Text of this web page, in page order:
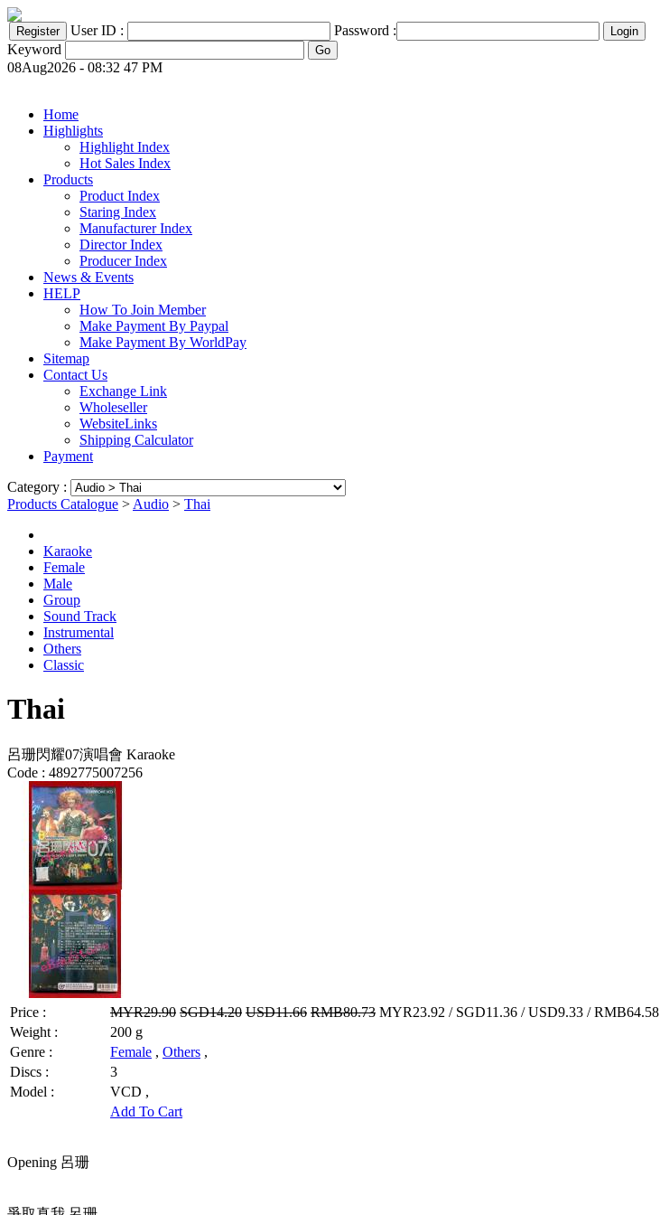
User ID :
Password :
Keyword
08Aug2026 - 08:32 47 PM
Home
Highlights
Highlight Index
Hot Sales Index
Products
Product Index
Staring Index
Manufacturer Index
Director Index
Producer Index
News & Events
HELP
How To Join Member
Make Payment By Paypal
Make Payment By WorldPay
Sitemap
Contact Us
Exchange Link
Wholeseller
WebsiteLinks
Shipping Calculator
Payment
Category :
Products Catalogue > Audio > Thai
Karaoke
Female
Male
Group
Sound Track
Instrumental
Others
Classic
Thai
呂珊閃耀07演唱會 Karaoke
Code : 4892775007256
Price : MYR29.90 SGD14.20 USD11.66 RMB80.73 MYR23.92 / SGD11.36 / USD9.33 / RMB64.58
Weight :
200 g
Genre :
Female , Others ,
Discs :
3
Model :
VCD ,
Add To Cart
Opening 呂珊